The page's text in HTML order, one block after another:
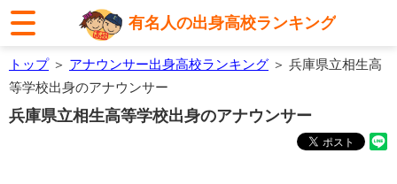
有名人の出身高校ランキング
トップ＞ アナウンサー出身高校ランキング ＞ 兵庫県立相生高
等学校出身のアナウンサー
兵庫県立相生高等学校出身のアナウンサー